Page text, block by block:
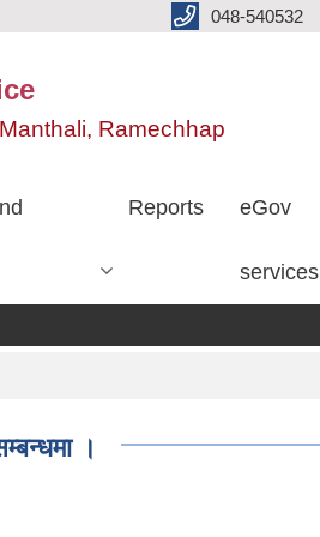
048-540532
Ramechhap
Reports eGov
services
।